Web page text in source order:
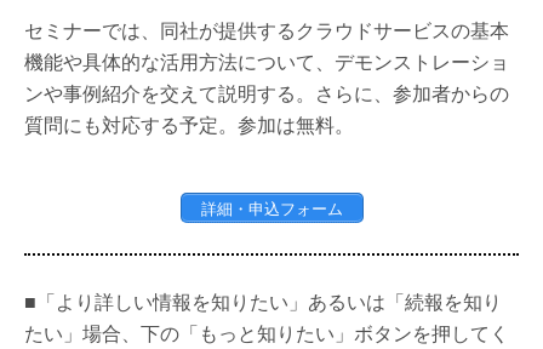
セミナーでは、同社が提供するクラウドサービスの基本
機能や具体的な活用方法について、デモンストレーショ
ンや事例紹介を交えて説明する。さらに、参加者からの
質問にも対応する予定。参加は無料。
詳細・申込フォーム
■「より詳しい情報を知りたい」あるいは「続報を知り
たい」場合、下の「もっと知りたい」ボタンを押してく